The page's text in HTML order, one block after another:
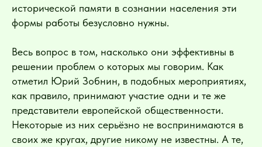
исторической памяти в сознании населения эти
формы работы безусловно нужны.
Весь вопрос в том, насколько они эффективны в
решении проблем о которых мы говорим. Как
отметил Юрий Зобнин, в подобных мероприятиях,
как правило, принимают участие одни и те же
представители европейской общественности.
Некоторые из них серьёзно не воспринимаются в
своих же кругах, другие никому не известны. А те,